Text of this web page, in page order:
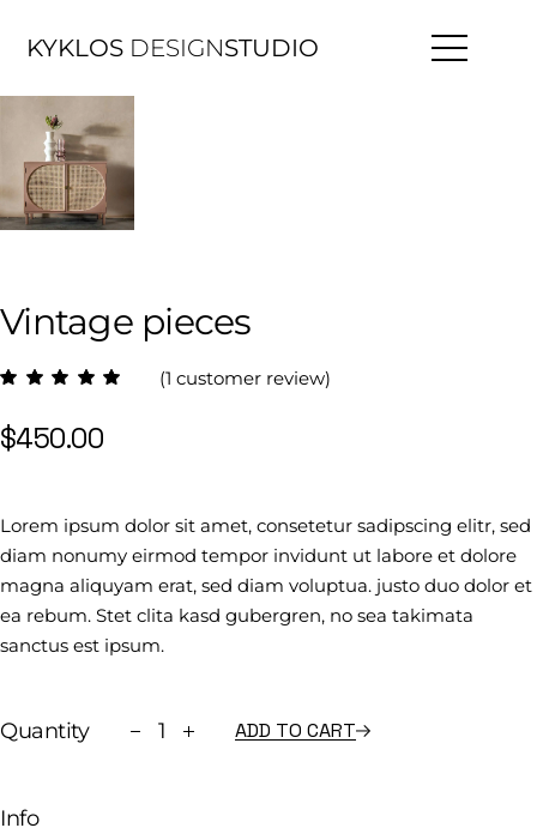
KYKLOS DESIGNSTUDIO
Vintage pieces
(1 customer review)
$450.00
Lorem ipsum dolor sit amet, consetetur sadipscing elitr, sed
diam nonumy eirmod tempor invidunt ut labore et dolore
magna aliquyam erat, sed diam voluptua. justo duo dolor et
ea rebum. Stet clita kasd gubergren, no sea takimata
sanctus est ipsum.
Quantity ADD TO CART
Info